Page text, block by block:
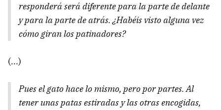
responderá será diferente para la parte de delante
y para la parte de atrás. ¿Habéis visto alguna vez
cómo giran los patinadores?
(...)
Pues el gato hace lo mismo, pero por partes. Al
tener unas patas estiradas y las otras encogidas,